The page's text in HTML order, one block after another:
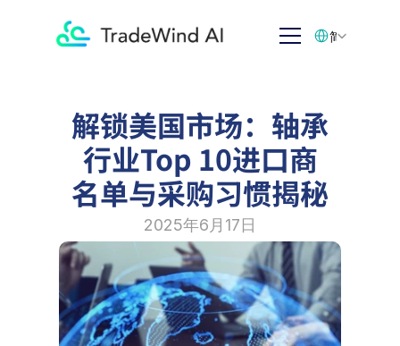
解锁美国市场：轴承
行业Top 10进口商
名单与采购习惯揭秘
2025年6月17日
简体中文